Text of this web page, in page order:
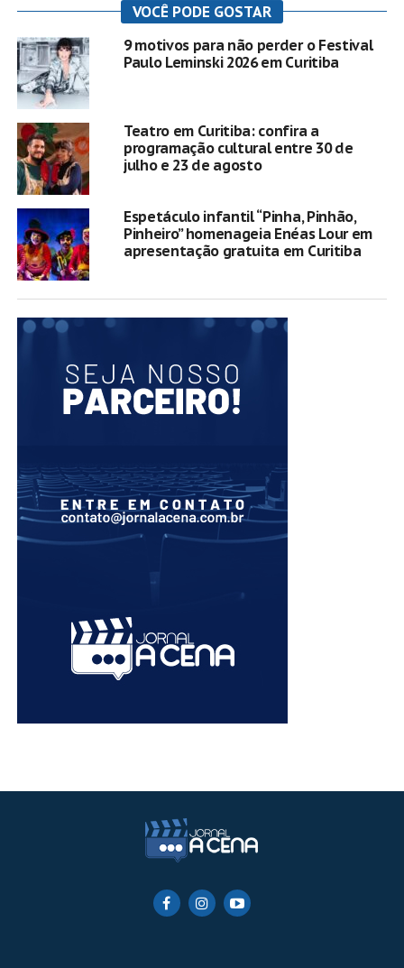
VOCÊ PODE GOSTAR
9 motivos para não perder o Festival
Paulo Leminski 2026 em Curitiba
Teatro em Curitiba: confira a
programação cultural entre 30 de
julho e 23 de agosto
Espetáculo infantil “Pinha, Pinhão,
Pinheiro” homenageia Enéas Lour em
apresentação gratuita em Curitiba